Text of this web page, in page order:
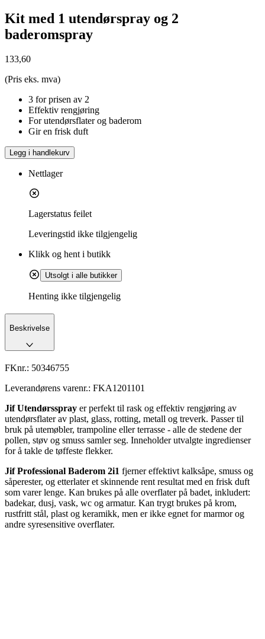
Kit med 1 utendørspray og 2
baderomspray
133,60
(Pris eks. mva)
3 for prisen av 2
Effektiv rengjøring
For utendørsflater og baderom
Gir en frisk duft
Legg i handlekurv
Nettlager
Lagerstatus feilet
Leveringstid ikke tilgjengelig
Klikk og hent i butikk
Utsolgt i alle butikker
Henting ikke tilgjengelig
Beskrivelse
FKnr.: 50346755
Leverandørens varenr.: FKA1201101
Jif Utendørsspray er perfekt til rask og effektiv rengjøring av
utendørsflater av plast, glass, rotting, metall og treverk. Passer til
bruk på utemøbler, trampoline eller terrasse - alle de stedene der
pollen, støv og smuss samler seg. Inneholder utvalgte ingredienser
for å takle de tøffeste flekker.
Jif Professional Baderom 2i1 fjerner effektivt kalksåpe, smuss og
såperester, og etterlater et skinnende rent resultat med en frisk duft
som varer lenge. Kan brukes på alle overflater på badet, inkludert:
badekar, dusj, vask, wc og armatur. Kan trygt brukes på krom,
rustfritt stål, plast og keramikk, men er ikke egnet for marmor og
andre syresensitive overflater.